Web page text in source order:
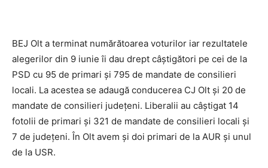
BEJ Olt a terminat numărătoarea voturilor iar rezultatele
alegerilor din 9 iunie îi dau drept câștigători pe cei de la
PSD cu 95 de primari și 795 de mandate de consilieri
locali. La acestea se adaugă conducerea CJ Olt și 20 de
mandate de consilieri județeni. Liberalii au câștigat 14
fotolii de primari și 321 de mandate de consilieri locali și
7 de județeni. În Olt avem și doi primari de la AUR și unul
de la USR.